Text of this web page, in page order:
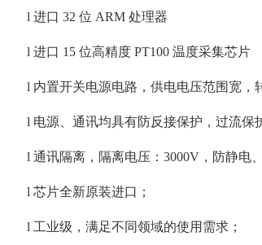
l 进口 32 位 ARM 处理器
l 进口 15 位高精度 PT100 温度采集芯片
l 内置开关电源电路，供电电压范围宽，
l 电源、通讯均具有防反接保护，过流保
l 通讯隔离，隔离电压：3000V，防静
l 芯片全新原装进口；
l 工业级，满足不同领域的使用需求；